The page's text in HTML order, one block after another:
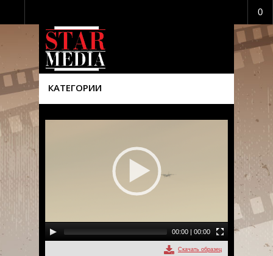
0
КАТЕГОРИИ
00:00 | 00:00
Скачать образец